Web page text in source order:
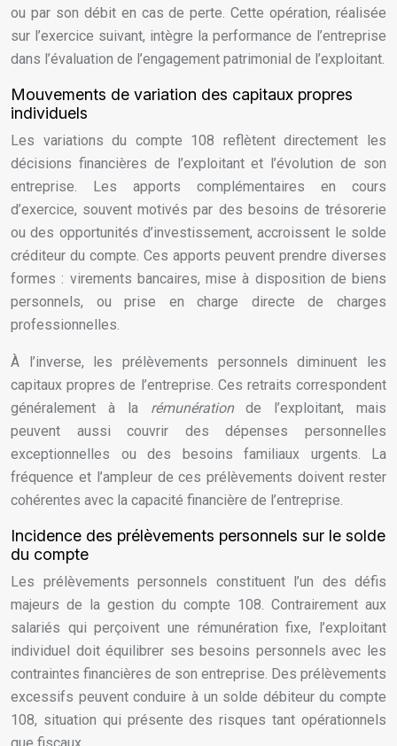
ou par son débit en cas de perte. Cette opération, réalisée
sur l’exercice suivant, intègre la performance de l’entreprise
dans l’évaluation de l’engagement patrimonial de l’exploitant.
Mouvements de variation des capitaux propres
individuels
Les variations du compte 108 reflètent directement les
décisions financières de l’exploitant et l’évolution de son
entreprise. Les apports complémentaires en cours
d’exercice, souvent motivés par des besoins de trésorerie
ou des opportunités d’investissement, accroissent le solde
créditeur du compte. Ces apports peuvent prendre diverses
formes : virements bancaires, mise à disposition de biens
personnels, ou prise en charge directe de charges
professionnelles.
À l’inverse, les prélèvements personnels diminuent les
capitaux propres de l’entreprise. Ces retraits correspondent
généralement à la rémunérationde l’exploitant, mais
peuvent aussi couvrir des dépenses personnelles
exceptionnelles ou des besoins familiaux urgents. La
fréquence et l’ampleur de ces prélèvements doivent rester
cohérentes avec la capacité financière de l’entreprise.
Incidence des prélèvements personnels sur le solde
du compte
Les prélèvements personnels constituent l’un des défis
majeurs de la gestion du compte 108. Contrairement aux
salariés qui perçoivent une rémunération fixe, l’exploitant
individuel doit équilibrer ses besoins personnels avec les
contraintes financières de son entreprise. Des prélèvements
excessifs peuvent conduire à un solde débiteur du compte
108, situation qui présente des risques tant opérationnels